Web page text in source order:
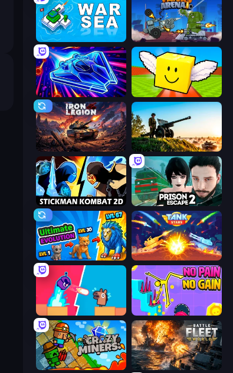
War Sea Tanks Arena io: Craft & Combat
Stellar Swarm Lucky Brainrot Blocks Online
Iron Legion Artillery Vs Tanks
Stickman Kombat 2D Prison Escape 2
Ultimate Evolution Tank Stars
Boom Slingers ReBoom No Pain No Gain - Ragdoll Sandbox
Crazy Miners Battle Fleet World